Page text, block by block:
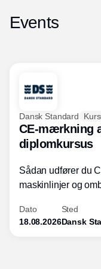
Events
Dansk Standard
CE-mærkning
diplomkursus
Sådan udfører du
maskinlinjer og
Dato
18.08.2026
Sted
Dansk